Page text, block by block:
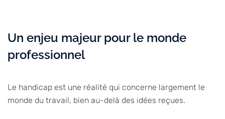
Un enjeu majeur pour le monde
professionnel
Le handicap est une réalité qui concerne largement le
monde du travail, bien au-delà des idées reçues.